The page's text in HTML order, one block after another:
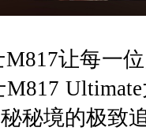
M817让每一
M817 Ultimate
秘境的极致